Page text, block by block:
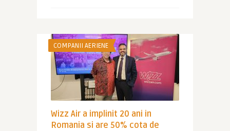
COMPANII AERIENE
Wizz Air a implinit 20 ani in
Romania si are 50% cota de